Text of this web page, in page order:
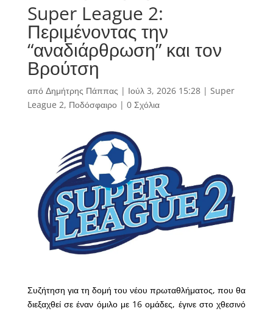
Super League 2:
Περιμένοντας την
“αναδιάρθρωση” και τον
Βρούτση
από Δημήτρης Πάππας | Ιούλ 3, 2026 15:28| Super
League 2, Ποδόσφαιρο| 0 Σχόλια
Συζήτηση για τη δομή του νέου πρωταθλήματος, που θα
διεξαχθεί σε έναν όμιλο με 16 ομάδες, έγινε στο χθεσινό